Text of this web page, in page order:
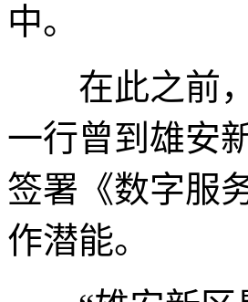
中。
在此之前，
一行曾到雄安
签署《数字服
作潜能。